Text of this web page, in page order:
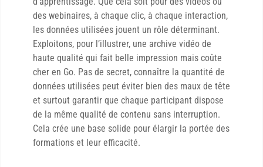
des webinaires, à chaque clic, à chaque interaction,
les données utilisées jouent un rôle déterminant.
Exploitons, pour l’illustrer, une archive vidéo de
haute qualité qui fait belle impression mais coûte
cher en Go. Pas de secret, connaître la quantité de
données utilisées peut éviter bien des maux de tête
et surtout garantir que chaque participant dispose
de la même qualité de contenu sans interruption.
Cela crée une base solide pour élargir la portée des
formations et leur efficacité.